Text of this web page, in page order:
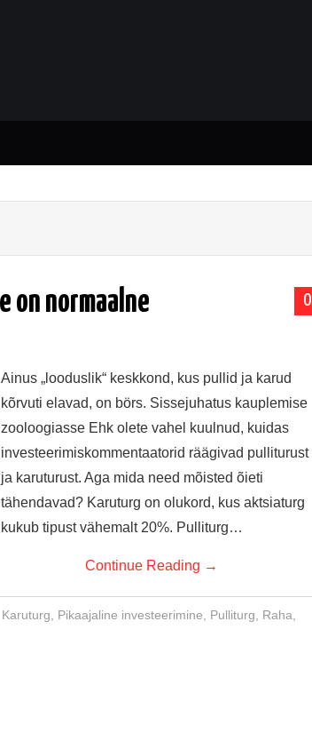
0
on normaalne
Ainus „looduslik“ keskkond, kus pullid ja karud
kõrvuti elavad, on börs. Sissejuhatus kauplemise
zooloogiasse Ehk olete vahel kuulnud, kuidas
investeerimiskommentaatorid räägivad pulliturust
ja karuturust. Aga mida need mõisted õieti
tähendavad? Karuturg on olukord, kus aktsiaturg
kukub tipust vähemalt 20%. Pulliturg…
Continue Reading →
Karuturg Pikaajaline investeerimine Pulliturg Raha